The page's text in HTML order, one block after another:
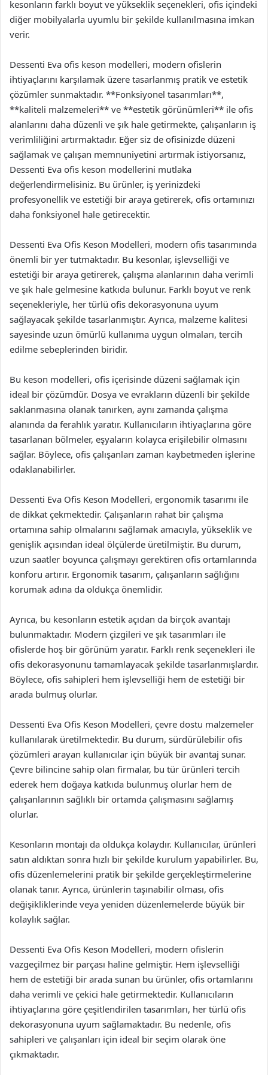
kesonların farklı boyut ve yükseklik seçenekleri, ofis içindeki
diğer mobilyalarla uyumlu bir şekilde kullanılmasına imkan
verir.
Dessenti Eva ofis keson modelleri, modern ofislerin
ihtiyaçlarını karşılamak üzere tasarlanmış pratik ve estetik
çözümler sunmaktadır. **Fonksiyonel tasarımları**,
**kaliteli malzemeleri** ve **estetik görünümleri** ile ofis
alanlarını daha düzenli ve şık hale getirmekte, çalışanların iş
verimliliğini artırmaktadır. Eğer siz de ofisinizde düzeni
sağlamak ve çalışan memnuniyetini artırmak istiyorsanız,
Dessenti Eva ofis keson modellerini mutlaka
değerlendirmelisiniz. Bu ürünler, iş yerinizdeki
profesyonellik ve estetiği bir araya getirerek, ofis ortamınızı
daha fonksiyonel hale getirecektir.
Dessenti Eva Ofis Keson Modelleri, modern ofis tasarımında
önemli bir yer tutmaktadır. Bu kesonlar, işlevselliği ve
estetiği bir araya getirerek, çalışma alanlarının daha verimli
ve şık hale gelmesine katkıda bulunur. Farklı boyut ve renk
seçenekleriyle, her türlü ofis dekorasyonuna uyum
sağlayacak şekilde tasarlanmıştır. Ayrıca, malzeme kalitesi
sayesinde uzun ömürlü kullanıma uygun olmaları, tercih
edilme sebeplerinden biridir.
Bu keson modelleri, ofis içerisinde düzeni sağlamak için
ideal bir çözümdür. Dosya ve evrakların düzenli bir şekilde
saklanmasına olanak tanırken, aynı zamanda çalışma
alanında da ferahlık yaratır. Kullanıcıların ihtiyaçlarına göre
tasarlanan bölmeler, eşyaların kolayca erişilebilir olmasını
sağlar. Böylece, ofis çalışanları zaman kaybetmeden işlerine
odaklanabilirler.
Dessenti Eva Ofis Keson Modelleri, ergonomik tasarımı ile
de dikkat çekmektedir. Çalışanların rahat bir çalışma
ortamına sahip olmalarını sağlamak amacıyla, yükseklik ve
genişlik açısından ideal ölçülerde üretilmiştir. Bu durum,
uzun saatler boyunca çalışmayı gerektiren ofis ortamlarında
konforu artırır. Ergonomik tasarım, çalışanların sağlığını
korumak adına da oldukça önemlidir.
Ayrıca, bu kesonların estetik açıdan da birçok avantajı
bulunmaktadır. Modern çizgileri ve şık tasarımları ile
ofislerde hoş bir görünüm yaratır. Farklı renk seçenekleri ile
ofis dekorasyonunu tamamlayacak şekilde tasarlanmışlardır.
Böylece, ofis sahipleri hem işlevselliği hem de estetiği bir
arada bulmuş olurlar.
Dessenti Eva Ofis Keson Modelleri, çevre dostu malzemeler
kullanılarak üretilmektedir. Bu durum, sürdürülebilir ofis
çözümleri arayan kullanıcılar için büyük bir avantaj sunar.
Çevre bilincine sahip olan firmalar, bu tür ürünleri tercih
ederek hem doğaya katkıda bulunmuş olurlar hem de
çalışanlarının sağlıklı bir ortamda çalışmasını sağlamış
olurlar.
Kesonların montajı da oldukça kolaydır. Kullanıcılar, ürünleri
satın aldıktan sonra hızlı bir şekilde kurulum yapabilirler. Bu,
ofis düzenlemelerini pratik bir şekilde gerçekleştirmelerine
olanak tanır. Ayrıca, ürünlerin taşınabilir olması, ofis
değişikliklerinde veya yeniden düzenlemelerde büyük bir
kolaylık sağlar.
Dessenti Eva Ofis Keson Modelleri, modern ofislerin
vazgeçilmez bir parçası haline gelmiştir. Hem işlevselliği
hem de estetiği bir arada sunan bu ürünler, ofis ortamlarını
daha verimli ve çekici hale getirmektedir. Kullanıcıların
ihtiyaçlarına göre çeşitlendirilen tasarımları, her türlü ofis
dekorasyonuna uyum sağlamaktadır. Bu nedenle, ofis
sahipleri ve çalışanları için ideal bir seçim olarak öne
çıkmaktadır.